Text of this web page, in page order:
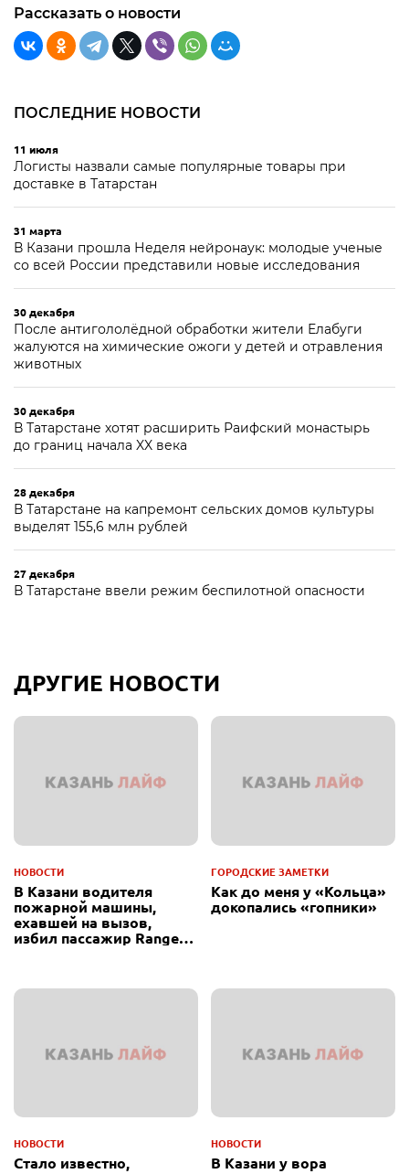
Рассказать о новости
ПОСЛЕДНИЕ НОВОСТИ
11 июля
Логисты назвали самые популярные товары при
доставке в Татарстан
31 марта
В Казани прошла Неделя нейронаук: молодые ученые
со всей России представили новые исследования
30 декабря
После антигололёдной обработки жители Елабуги
жалуются на химические ожоги у детей и отравления
животных
30 декабря
В Татарстане хотят расширить Раифский монастырь
до границ начала XX века
28 декабря
В Татарстане на капремонт сельских домов культуры
выделят 155,6 млн рублей
27 декабря
В Татарстане ввели режим беспилотной опасности
ДРУГИЕ НОВОСТИ
НОВОСТИ
В Казани водителя
пожарной машины,
ехавшей на вызов,
избил пассажир Range
ГОРОДСКИЕ ЗАМЕТКИ
Как до меня у «Кольца»
докопались «гопники»
НОВОСТИ
Стало известно,
НОВОСТИ
В Казани у вора